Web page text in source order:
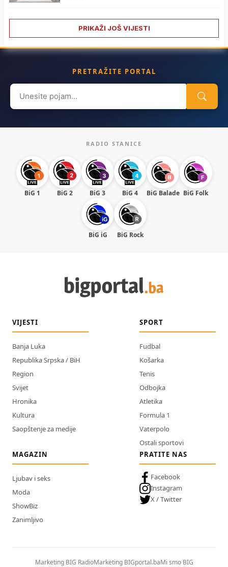
PRIKAŽI JOŠ VIJESTI
PRETRAŽITE PORTAL
Search
for:
RADIO STANICE
BiG 1 BiG 2 BiG 3 BiG 4 BiG Balade BiG Folk
BiG iG BiG Rock
VIJESTI
Banja Luka
Republika Srpska / BiH
Region
Svijet
Hronika
Kultura
Saopštenje za medije
SPORT
Fudbal
Košarka
Tenis
Odbojka
Atletika
Formula 1
Vaterpolo
Ostali sportovi
MAGAZIN
Ljubav i seks
Moda
ShowBiz
Zanimljivo
PRATITE NAS
Facebook
Instagram
X / Twitter
Marketing BIG RadioMarketing BIGportal.baMi smo BIG